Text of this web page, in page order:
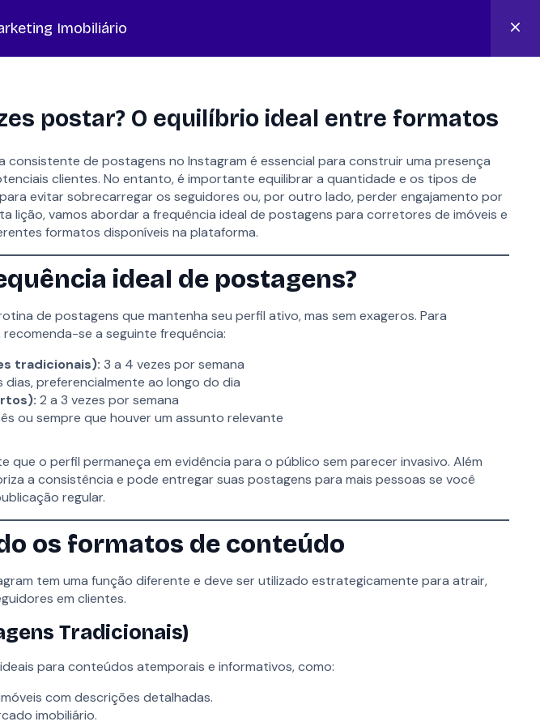
Imobiliário
postar? O equilíbrio ideal entre formatos
consistente de postagens no Instagram é essencial para construir uma presença
clientes. No entanto, é importante equilibrar a quantidade e os tipos de
evitar sobrecarregar os seguidores ou, por outro lado, perder engajamento por
lição, vamos abordar a frequência ideal de postagens para corretores de imóveis e
formatos disponíveis na plataforma.
ideal de postagens?
de postagens que mantenha seu perfil ativo, mas sem exageros. Para
se a seguinte frequência:
tradicionais): 3 a 4 vezes por semana
dias, preferencialmente ao longo do dia
2 a 3 vezes por semana
ou sempre que houver um assunto relevante
que o perfil permaneça em evidência para o público sem parecer invasivo. Além
a consistência e pode entregar suas postagens para mais pessoas se você
regular.
os formatos de conteúdo
tem uma função diferente e deve ser utilizado estrategicamente para atrair,
em clientes.
Tradicionais)
para conteúdos atemporais e informativos, como:
com descrições detalhadas.
imobiliário.
FALAR COM ESPECIALISTA
CONTATO
Fale com especialista
Fale Conosco
suporte@lano.com.br
56.174.319/0001-98 - Av. Brigadeiro Faria Lima, 2369, Conj. 1102, Jardim Paulistano - São Paulo/SP